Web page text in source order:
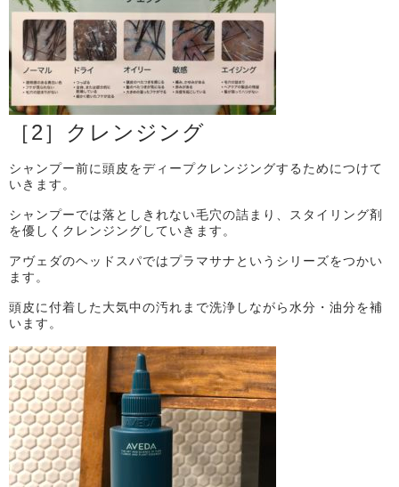
［2］クレンジング
シャンプー前に頭皮をディープクレンジングするためにつけて
いきます。
シャンプーでは落としきれない毛穴の詰まり、スタイリング剤
を優しくクレンジングしていきます。
アヴェダのヘッドスパではプラマサナというシリーズをつかい
ます。
頭皮に付着した大気中の汚れまで洗浄しながら水分・油分を補
います。